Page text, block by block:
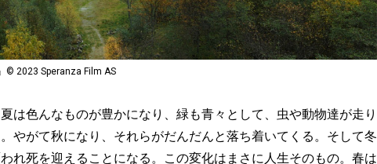
© 2023 Speranza Film AS
は色んなものが豊かになり、緑も青々として、虫や動物達が走り
やがて秋になり、それらがだんだんと落ち着いてくる。そして冬
れ死を迎えることになる。この変化はまさに人生そのもの。春は